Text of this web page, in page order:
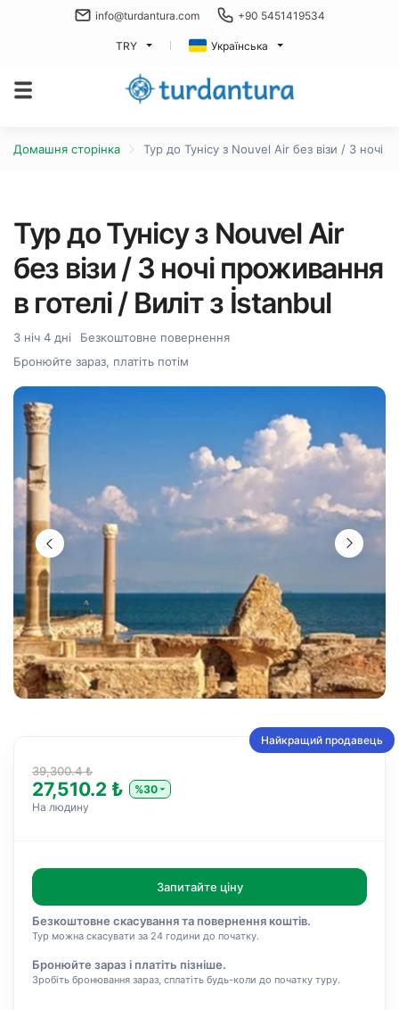
info@turdantura.com +90 5451419534
TRY Українська
Домашня сторінка Тур до Тунісу з Nouvel Air без візи / 3 ночі
Тур до Тунісу з Nouvel Air
без візи / 3 ночі проживання
в готелі / Виліт з İstanbul
3 ніч 4 дні
Безкоштовне повернення
Бронюйте зараз, платіть потім
Найкращий продавець
39,300.4 ₺
27,510.2 ₺
%30
На людину
Запитайте ціну
Безкоштовне скасування та повернення коштів.
Тур можна скасувати за 24 години до початку.
Бронюйте зараз і платіть пізніше.
Зробіть бронювання зараз, сплатіть будь-коли до початку туру.